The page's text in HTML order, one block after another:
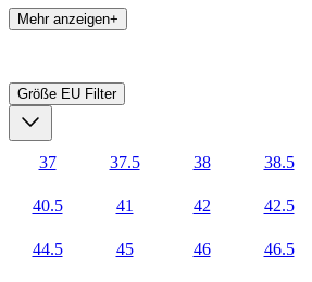
Mehr anzeigen+
Größe EU Filter
37 37.5 38 38.5
40.5 41 42 42.5
44.5 45 46 46.5